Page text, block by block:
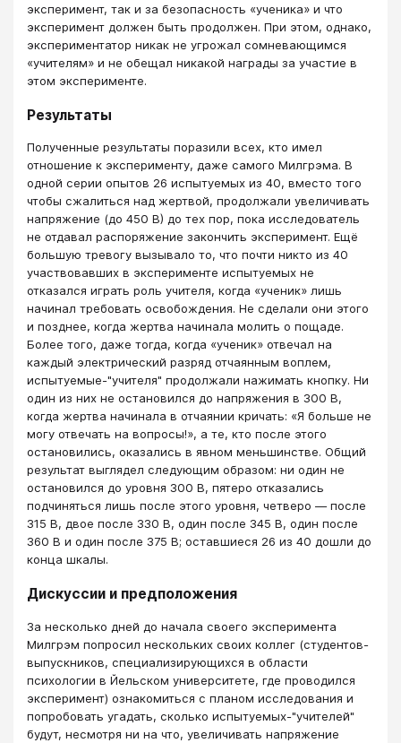
эксперимент, так и за безопасность «ученика» и что
эксперимент должен быть продолжен. При этом, однако,
экспериментатор никак не угрожал сомневающимся
«учителям» и не обещал никакой награды за участие в
этом эксперименте.
Результаты
Полученные результаты поразили всех, кто имел
отношение к эксперименту, даже самого Милгрэма. В
одной серии опытов 26 испытуемых из 40, вместо того
чтобы сжалиться над жертвой, продолжали увеличивать
напряжение (до 450 В) до тех пор, пока исследователь
не отдавал распоряжение закончить эксперимент. Ещё
большую тревогу вызывало то, что почти никто из 40
участвовавших в эксперименте испытуемых не
отказался играть роль учителя, когда «ученик» лишь
начинал требовать освобождения. Не сделали они этого
и позднее, когда жертва начинала молить о пощаде.
Более того, даже тогда, когда «ученик» отвечал на
каждый электрический разряд отчаянным воплем,
испытуемые-"учителя" продолжали нажимать кнопку. Ни
один из них не остановился до напряжения в 300 В,
когда жертва начинала в отчаянии кричать: «Я больше не
могу отвечать на вопросы!», а те, кто после этого
остановились, оказались в явном меньшинстве. Общий
результат выглядел следующим образом: ни один не
остановился до уровня 300 В, пятеро отказались
подчиняться лишь после этого уровня, четверо — после
315 В, двое после 330 В, один после 345 В, один после
360 В и один после 375 В; оставшиеся 26 из 40 дошли до
конца шкалы.
Дискуссии и предположения
За несколько дней до начала своего эксперимента
Милгрэм попросил нескольких своих коллег (студентов-
выпускников, специализирующихся в области
психологии в Йельском университете, где проводился
эксперимент) ознакомиться с планом исследования и
попробовать угадать, сколько испытуемых-"учителей"
будут, несмотря ни на что, увеличивать напряжение